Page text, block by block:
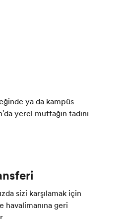
ya da kampüs
yerel mutfağın tadını
sizi karşılamak için
havalimanına geri